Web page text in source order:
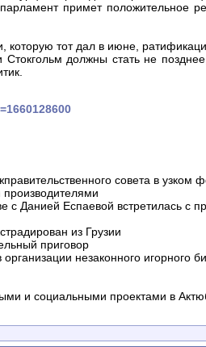
примет положительное
тот дал в июне,
должны стать не
совета в узком
Данией Еспаевой встретилась с
из Грузии
приговор
незаконного игорного
и социальными проектами в